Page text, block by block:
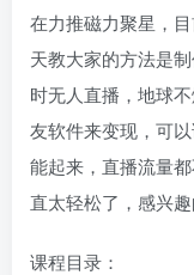
在力推磁力聚星，
天教大家的方法是
时无人直播，地球
友软件来变现，可
能起来，直播流量
直太轻松了，感兴
课程目录：